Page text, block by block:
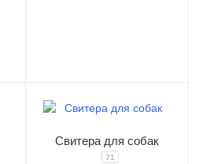
Свитера для собак
71